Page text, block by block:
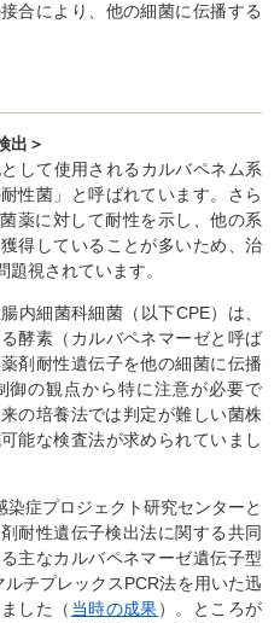
合により、他の細菌に伝播する
出＞
して使用されるカルバペネム系
性菌」と呼ばれています。さら
薬に対して耐性を示し、他の系
得していることが多いため、治
視されています。
内細菌科細菌（以下CPE）は、
酵素（カルバペネマーゼと呼ば
剤耐性遺伝子を他の細菌に伝播
御の観点から特に注意が必要で
の培養法では判定が難しい菌株
能な検査法が求められていまし
症プロジェクト研究センターと
耐性遺伝子検出法に関する共同
主なカルバペネマーゼ遺伝子型
チプレックスPCR法を用いた迅
した（ 当時の成果）。ところが